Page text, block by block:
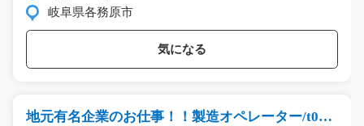
岐阜県各務原市
気になる
地元有名企業のお仕事！！製造オペレーター/t03_